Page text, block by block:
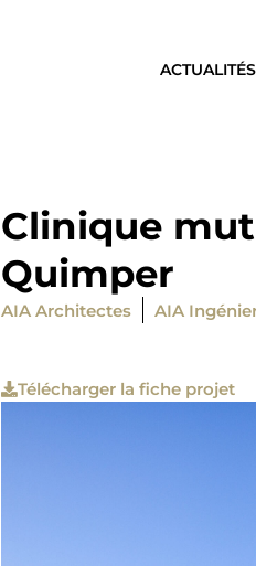
ACTUALITÉS
Clinique
Quimper
AIA Architectes AIA
Télécharger la fiche projet